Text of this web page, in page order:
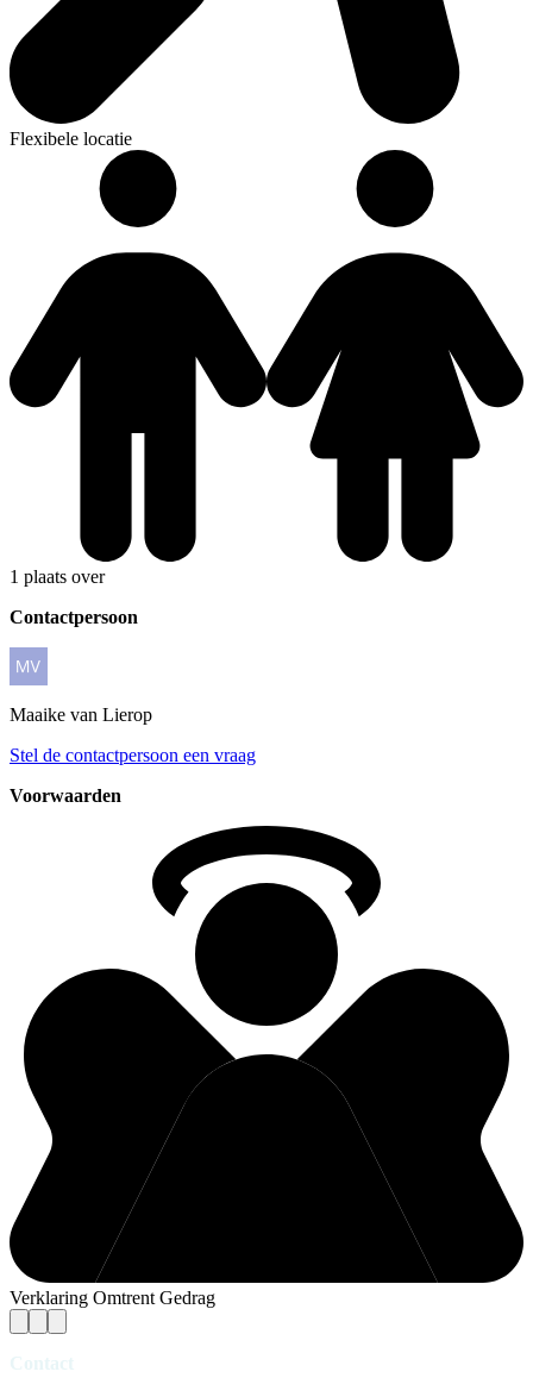
Flexibele locatie
1 plaats over
Contactpersoon
Maaike van Lierop
Stel de contactpersoon een vraag
Voorwaarden
Verklaring Omtrent Gedrag